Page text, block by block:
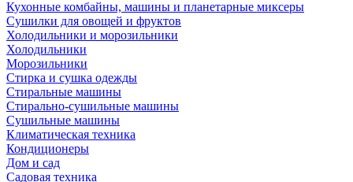
Кухонные комбайны, машины и планетарные миксеры
Сушилки для овощей и фруктов
Холодильники и морозильники
Холодильники
Морозильники
Стирка и сушка одежды
Стиральные машины
Стирально-сушильные машины
Сушильные машины
Климатическая техника
Кондиционеры
Дом и сад
Садовая техника